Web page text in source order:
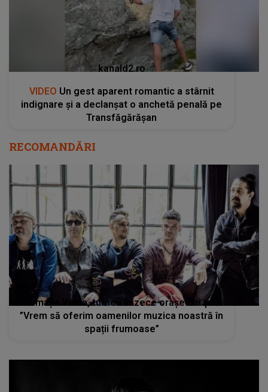
kanald2.ro
VIDEO Un gest aparent romantic a stârnit
indignare și a declanșat o anchetă penală pe
Transfăgărășan
RECOMANDĂRI
Formația Vama, turneu în zece oraşe din ţară:
”Vrem să oferim oamenilor muzica noastră în
spații frumoase”